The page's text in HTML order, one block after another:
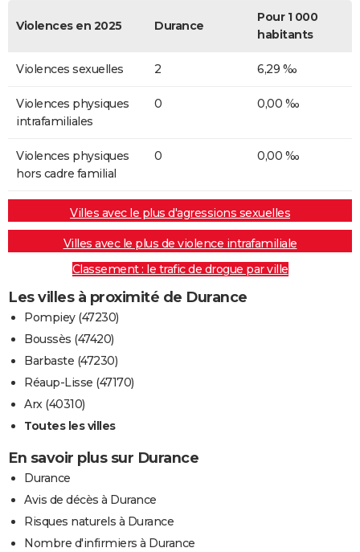
Violences en 2025 Durance
Pour 1 000
habitants
Violences sexuelles 2 6,29 ‰
Violences physiques
intrafamiliales
0 0,00 ‰
Violences physiques
hors cadre familial
0 0,00 ‰
Villes avec le plus d'agressions sexuelles
Villes avec le plus de violence intrafamiliale
Classement : le trafic de drogue par ville
Les villes à proximité de Durance
Pompiey (47230)
Boussès (47420)
Barbaste (47230)
Réaup-Lisse (47170)
Arx (40310)
Toutes les villes
En savoir plus sur Durance
Durance
Avis de décès à Durance
Risques naturels à Durance
Nombre d'infirmiers à Durance